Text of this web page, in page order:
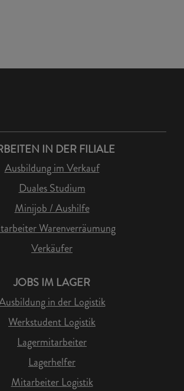
IN DER FILIALE
Ausbildung im Verkauf
Duales Studium
Minijob / Aushilfe
Warenverräumung
Verkäufer
JOBS IM LAGER
in der Logistik
Werkstudent Logistik
Lagermitarbeiter
Lagerhelfer
Mitarbeiter Logistik